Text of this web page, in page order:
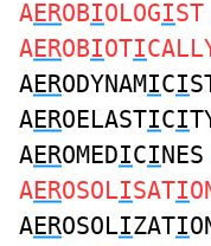
AEROBIOLOGI
AEROBIOTI
AERODYNAMICI
AEROELASTICI
AEROMEDICINES
AEROSOLISATI
AEROSOLIZATI